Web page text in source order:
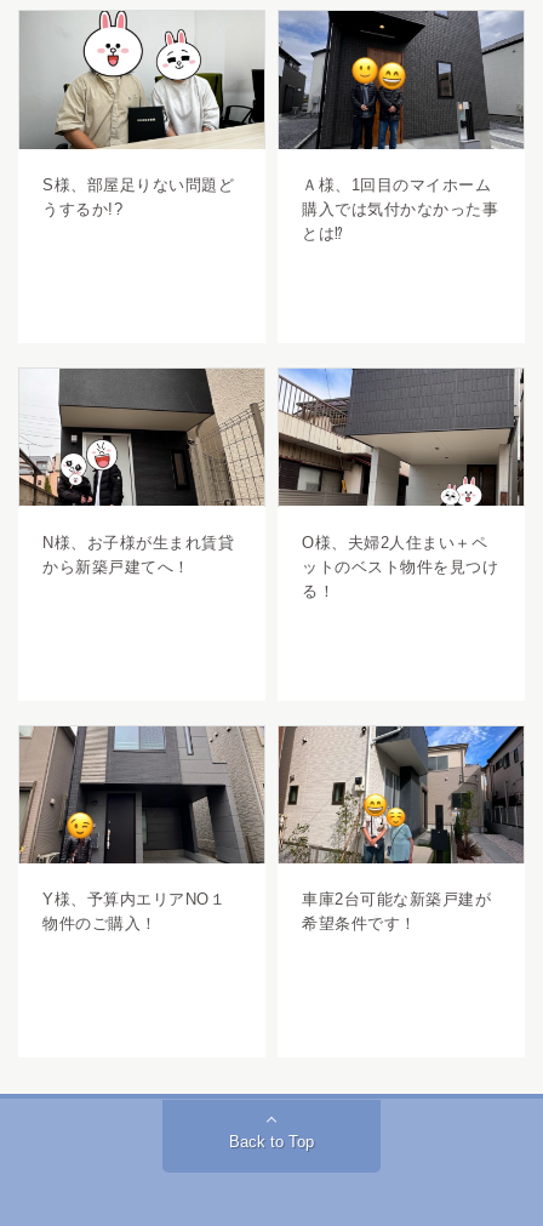
S様、部屋足りない問題ど
うするか!?
Ａ様、1回目のマイホーム
購入では気付かなかった事
とは⁉
N様、お子様が生まれ賃貸
から新築戸建てへ！
O様、夫婦2人住まい＋ペ
ットのベスト物件を見つけ
る！
Y様、予算内エリアNO１
物件のご購入！
車庫2台可能な新築戸建が
希望条件です！
Back to Top